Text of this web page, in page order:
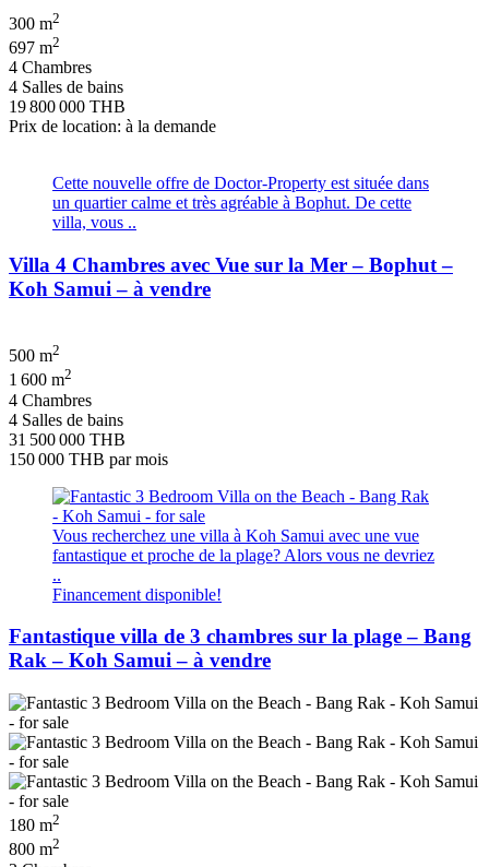
300 m2
697 m2
4 Chambres
4 Salles de bains
19 800 000 THB
Prix de location: à la demande
Cette nouvelle offre de Doctor-Property est située dans
un quartier calme et très agréable à Bophut. De cette
villa, vous ..
Villa 4 Chambres avec Vue sur la Mer – Bophut –
Koh Samui – à vendre
500 m2
1 600 m2
4 Chambres
4 Salles de bains
31 500 000 THB
150 000 THB par mois
Vous recherchez une villa à Koh Samui avec une vue
fantastique et proche de la plage? Alors vous ne devriez
..
Financement disponible!
Fantastique villa de 3 chambres sur la plage – Bang
Rak – Koh Samui – à vendre
180 m2
800 m2